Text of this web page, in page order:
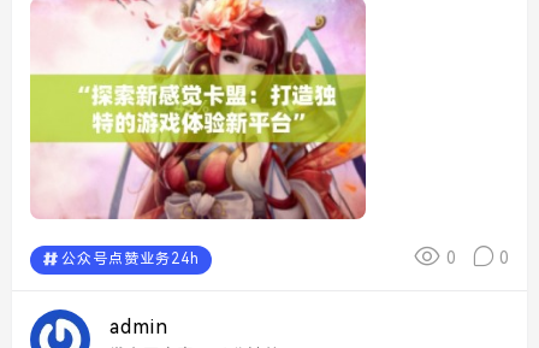
体验新平台》便是这样一个关注点，它旨在通过全新的视角和
公众号点赞业务24h 0 0
admin